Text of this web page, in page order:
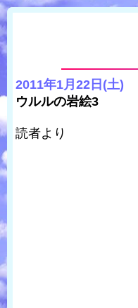
2011年1月22日(土)
ウルルの岩絵3
読者より